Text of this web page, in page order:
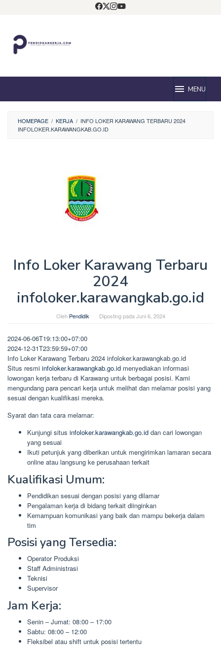
MENU
HOMEPAGE / KERJA / INFO LOKER KARAWANG TERBARU 2024
INFOLOKER.KARAWANGKAB.GO.ID
Info Loker Karawang Terbaru
2024
infoloker.karawangkab.go.id
Oleh Pendidik Diposting pada Juni 6, 2024
2024-06-06T19:13:00+07:00
2024-12-31T23:59:59+07:00
Info Loker Karawang Terbaru 2024 infoloker.karawangkab.go.id
Situs resmi infoloker.karawangkab.go.id menyediakan informasi
lowongan kerja terbaru di Karawang untuk berbagai posisi. Kami
mengundang para pencari kerja untuk melihat dan melamar posisi yang
sesuai dengan kualifikasi mereka.
Syarat dan tata cara melamar:
Kunjungi situs infoloker.karawangkab.go.id dan cari lowongan
yang sesuai
Ikuti petunjuk yang diberikan untuk mengirimkan lamaran secara
online atau langsung ke perusahaan terkait
Kualifikasi Umum:
Pendidikan sesuai dengan posisi yang dilamar
Pengalaman kerja di bidang terkait diinginkan
Kemampuan komunikasi yang baik dan mampu bekerja dalam
tim
Posisi yang Tersedia:
Operator Produksi
Staff Administrasi
Teknisi
Supervisor
Jam Kerja:
Senin – Jumat: 08:00 – 17:00
Sabtu: 08:00 – 12:00
Fleksibel atau shift untuk posisi tertentu